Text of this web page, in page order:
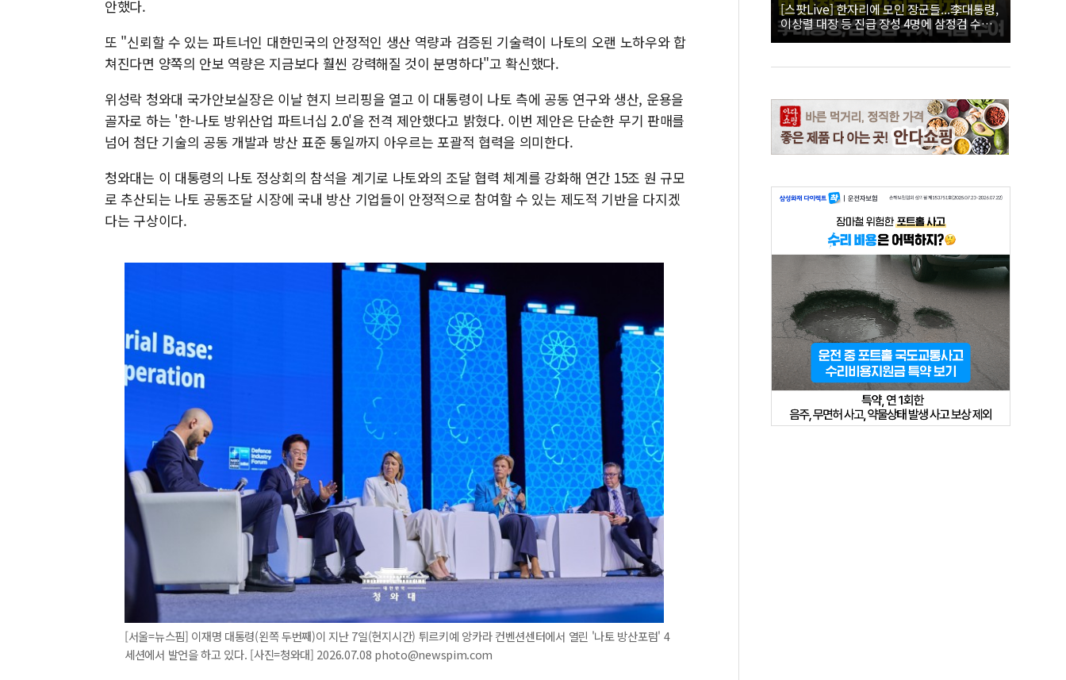
안했다.
또 "신뢰할 수 있는 파트너인 대한민국의 안정적인 생산 역량과 검증된 기술력이 나토의 오랜 노하우와 합
쳐진다면 양쪽의 안보 역량은 지금보다 훨씬 강력해질 것이 분명하다"고 확신했다.
위성락 청와대 국가안보실장은 이날 현지 브리핑을 열고 이 대통령이 나토 측에 공동 연구와 생산, 운용을
골자로 하는 '한-나토 방위산업 파트너십 2.0'을 전격 제안했다고 밝혔다. 이번 제안은 단순한 무기 판매를
넘어 첨단 기술의 공동 개발과 방산 표준 통일까지 아우르는 포괄적 협력을 의미한다.
청와대는 이 대통령의 나토 정상회의 참석을 계기로 나토와의 조달 협력 체계를 강화해 연간 15조 원 규모
로 추산되는 나토 공동조달 시장에 국내 방산 기업들이 안정적으로 참여할 수 있는 제도적 기반을 다지겠
다는 구상이다.
[서울=뉴스핌] 이재명 대통령(왼쪽 두번째)이 지난 7일(현지시간) 튀르키예 앙카라 컨벤션센터에서 열린 '나토 방산포럼' 4
세션에서 발언을 하고 있다. [사진=청와대] 2026.07.08 photo@newspim.com
[스팟Live] 한자리에 모인 장군들...李대통령,
이상렬 대장 등 진급 장성 4명에 삼정검 수치
직접 수여｜26.08.07 장성 진급·삼정검 수치